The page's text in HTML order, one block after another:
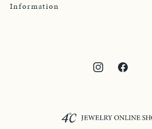
Information